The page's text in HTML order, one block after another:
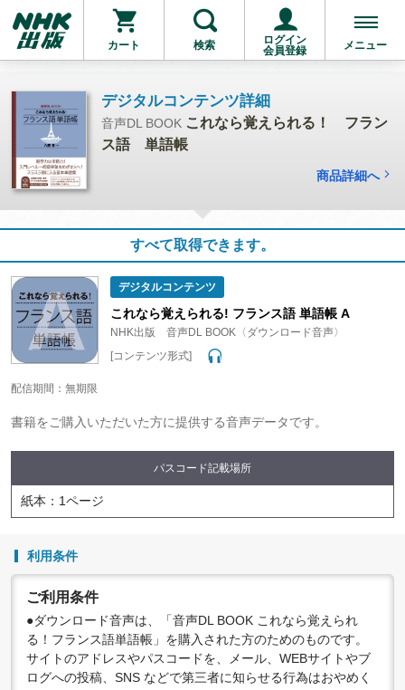
カート 検索
ログイン
会員登録
メニュー
デジタルコンテンツ詳細
音声DL BOOK これなら覚えられる！ フラン
ス語 単語帳
商品詳細へ
すべて取得できます。
デジタルコンテンツ
これなら覚えられる! フランス語 単語帳 A
NHK出版 音声DL BOOK〈ダウンロード音声〉
[コンテンツ形式]
配信期間：無期限
書籍をご購入いただいた方に提供する音声データです。
パスコード記載場所
紙本：1ページ
利用条件
ご利用条件
●ダウンロード音声は、「音声DL BOOK これなら覚えられ
る！フランス語単語帳」を購入された方のためのものです。
サイトのアドレスやパスコードを、メール、WEBサイトやブ
ログへの投稿、SNS などで第三者に知らせる行為はおやめく